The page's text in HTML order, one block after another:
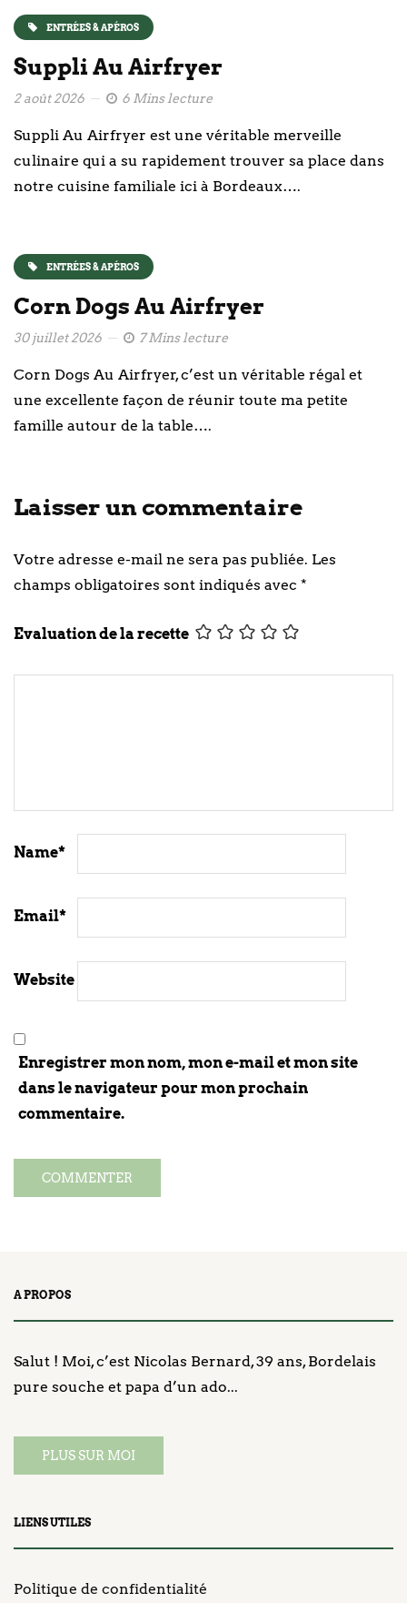
ENTRÉES & APÉROS
Suppli Au Airfryer
2 août 2026 6 Mins lecture
Suppli Au Airfryer est une véritable merveille
culinaire qui a su rapidement trouver sa place dans
notre cuisine familiale ici à Bordeaux….
ENTRÉES & APÉROS
Corn Dogs Au Airfryer
30 juillet 2026 7 Mins lecture
Corn Dogs Au Airfryer, c’est un véritable régal et
une excellente façon de réunir toute ma petite
famille autour de la table….
Laisser un commentaire
Votre adresse e-mail ne sera pas publiée. Les
champs obligatoires sont indiqués avec *
Evaluation de la recette
Name*
Email*
Website
Enregistrer mon nom, mon e-mail et mon site
dans le navigateur pour mon prochain
commentaire.
A PROPOS
Salut ! Moi, c’est Nicolas Bernard, 39 ans, Bordelais
pure souche et papa d’un ado...
PLUS SUR MOI
LIENS UTILES
Politique de confidentialité